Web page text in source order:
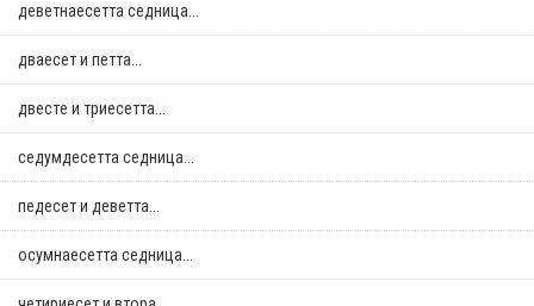
деветнаесетта седница...
дваесет и петта...
двестe и триесетта...
седумдесетта седница...
педесет и деветта...
осумнaесетта седница...